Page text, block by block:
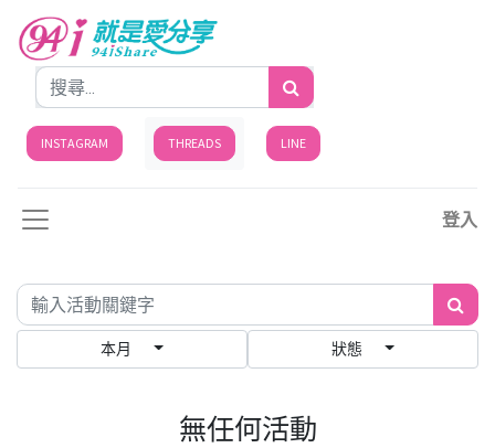
登入
INSTAGRAM THREADS LINE
本月 狀態
無任何活動